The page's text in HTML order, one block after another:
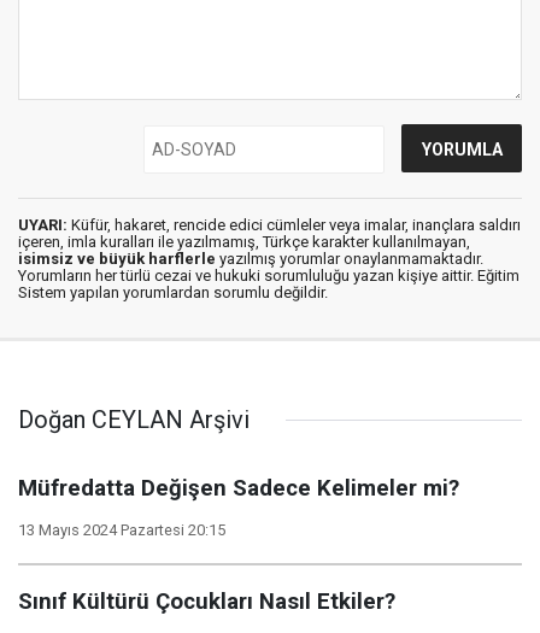
UYARI: Küfür, hakaret, rencide edici cümleler veya imalar, inançlara saldırı
içeren, imla kuralları ile yazılmamış, Türkçe karakter kullanılmayan,
isimsiz ve büyük harflerle yazılmış yorumlar onaylanmamaktadır.
Yorumların her türlü cezai ve hukuki sorumluluğu yazan kişiye aittir. Eğitim
Sistem yapılan yorumlardan sorumlu değildir.
Doğan CEYLAN Arşivi
Müfredatta Değişen Sadece Kelimeler mi?
13 Mayıs 2024 Pazartesi 20:15
Sınıf Kültürü Çocukları Nasıl Etkiler?